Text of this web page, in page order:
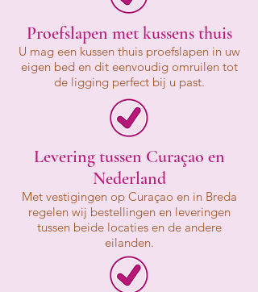
Proefslapen met kussens thuis
U mag een kussen thuis proefslapen in uw
eigen bed en dit eenvoudig omruilen tot
de ligging perfect bij u past.
Levering tussen Curaçao en
Nederland
Met vestigingen op Curaçao en in Breda
regelen wij bestellingen en leveringen
tussen beide locaties en de andere
eilanden.